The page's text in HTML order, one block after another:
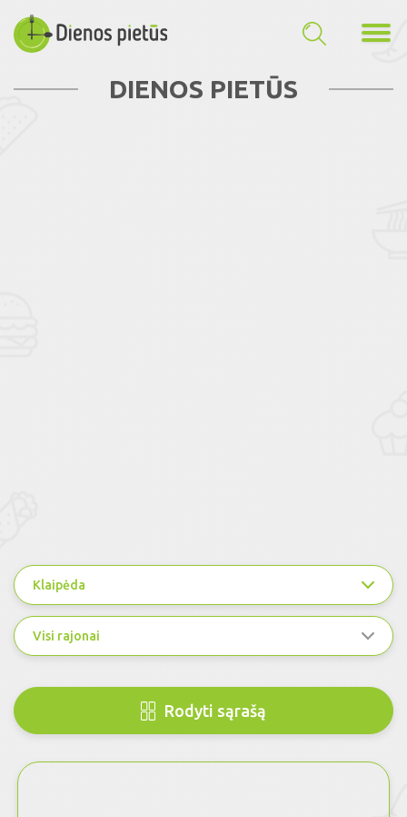
DIENOS PIETŪS
Klaipėda
Visi rajonai
Rodyti sąrašą